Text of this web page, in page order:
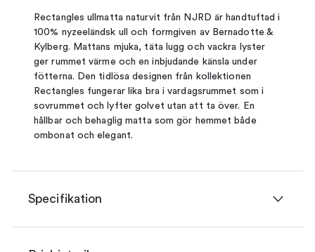
Rectangles ullmatta naturvit från NJRD är handtuftad i
100% nyzeeländsk ull och formgiven av Bernadotte &
Kylberg. Mattans mjuka, täta lugg och vackra lyster
ger rummet värme och en inbjudande känsla under
fötterna. Den tidlösa designen från kollektionen
Rectangles fungerar lika bra i vardagsrummet som i
sovrummet och lyfter golvet utan att ta över. En
hållbar och behaglig matta som gör hemmet både
ombonat och elegant.
Specifikation